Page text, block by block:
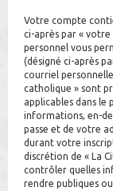
Votre compte
ci-après par « votre
personnel vous
(désigné ci-après
courriel
catholique » sont
applicables dans le
informations, en-
passe et de votre
durant votre
discrétion de « La
contrôler quelles
rendre publiques